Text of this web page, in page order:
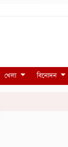
খেলা বিনোদন